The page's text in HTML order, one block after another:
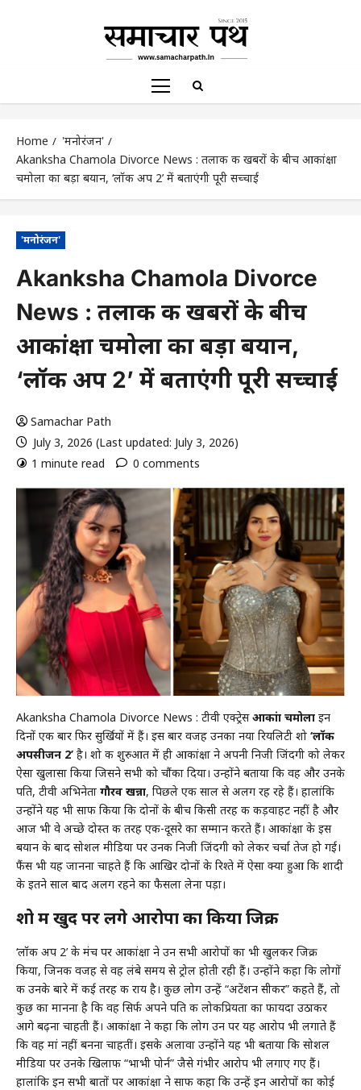
Home
'मनोरंजन'
Akanksha Chamola Divorce News : तलाक की खबरों के बीच आकांक्षा
चमोला का बड़ा बयान, ‘लॉक अप 2’ में बताएंगी पूरी सच्चाई
'मनोरंजन'
Akanksha Chamola Divorce
News : तलाक की खबरों के बीच
आकांक्षा चमोला का बड़ा बयान,
‘लॉक अप 2’ में बताएंगी पूरी सच्चाई
Samachar Path
July 3, 2026 (Last updated: July 3, 2026)
1 minute read
0 comments
Akanksha Chamola Divorce News : टीवी एक्ट्रेसआकांक्षा चमोला इन
दिनों एक बार फिर सुर्खियों में हैं। इस बार वजह उनका नया रियलिटी शो ‘लॉक
अपसीजन 2’ है। शो की शुरुआत में ही आकांक्षा ने अपनी निजी जिंदगी को लेकर
ऐसा खुलासा किया जिसने सभी को चौंका दिया। उन्होंने बताया कि वह और उनके
पति, टीवी अभिनेता गौरव खन्ना, पिछले एक साल से अलग रह रहे हैं। हालांकि
उन्होंने यह भी साफ किया कि दोनों के बीच किसी तरह की कड़वाहट नहीं है और
आज भी वे अच्छे दोस्त की तरह एक-दूसरे का सम्मान करते हैं। आकांक्षा के इस
बयान के बाद सोशल मीडिया पर उनकी निजी जिंदगी को लेकर चर्चा तेज हो गई।
फैंस भी यह जानना चाहते हैं कि आखिर दोनों के रिश्ते में ऐसा क्या हुआ कि शादी
के इतने साल बाद अलग रहने का फैसला लेना पड़ा।
शो में खुद पर लगे आरोपों का किया जिक्र
‘लॉक अप 2’ के मंच पर आकांक्षा ने उन सभी आरोपों का भी खुलकर जिक्र
किया, जिनकी वजह से वह लंबे समय से ट्रोल होती रही हैं। उन्होंने कहा कि लोगों
की उनके बारे में कई तरह की राय है। कुछ लोग उन्हें “अटेंशन सीकर” कहते हैं, तो
कुछ का मानना है कि वह सिर्फ अपने पति की लोकप्रियता का फायदा उठाकर
आगे बढ़ना चाहती हैं। आकांक्षा ने कहा कि लोग उन पर यह आरोप भी लगाते हैं
कि वह मां नहीं बनना चाहतीं। इसके अलावा उन्होंने यह भी बताया कि सोशल
मीडिया पर उनके खिलाफ “भाभी पोर्न” जैसे गंभीर आरोप भी लगाए गए हैं।
हालांकि इन सभी बातों पर आकांक्षा ने साफ कहा कि उन्हें इन आरोपों का कोई